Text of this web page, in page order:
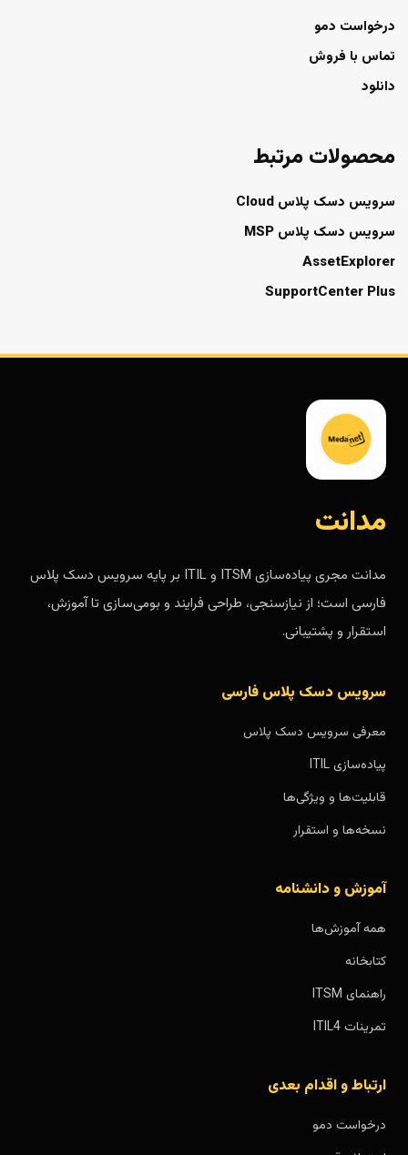
درخواست دمو
تماس با فروش
دانلود
محصولات مرتبط
سرویس دسک پلاس Cloud
سرویس دسک پلاس MSP
AssetExplorer
SupportCenter Plus
مدانت
مدانت مجری پیاده‌سازی ITSM و ITIL بر پایه سرویس دسک پلاس
فارسی است؛ از نیازسنجی، طراحی فرایند و بومی‌سازی تا آموزش،
استقرار و پشتیبانی.
سرویس دسک پلاس فارسی
معرفی سرویس دسک پلاس
پیاده‌سازی ITIL
قابلیت‌ها و ویژگی‌ها
نسخه‌ها و استقرار
آموزش و دانشنامه
همه آموزش‌ها
کتابخانه
راهنمای ITSM
تمرینات ITIL4
ارتباط و اقدام بعدی
درخواست دمو